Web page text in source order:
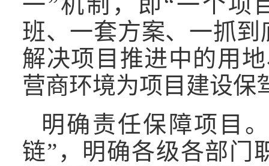
班、一套方案、一抓
解决项目推进中的用
营商环境为项目建设保
明确责任保障项目
链”，明确各级各部门